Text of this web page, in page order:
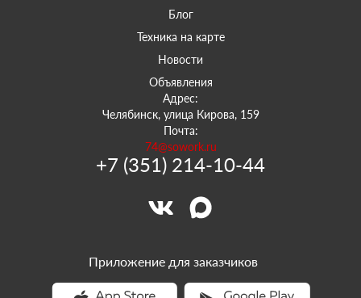
Блог
Техника на карте
Новости
Объявления
Адрес:
Челябинск, улица Кирова, 159
Почта:
74@sowork.ru
+7 (351) 214-10-44
Приложение для заказчиков